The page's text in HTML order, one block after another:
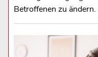
Betroffenen zu ändern.